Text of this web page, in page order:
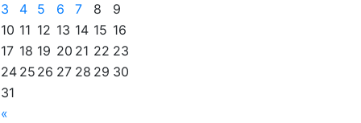
«
3
4 5 6 7 8
9
10 11 12 13 14 15 16
17 18 19 20 21 22 23
24 25 26 27 28 29 30
31